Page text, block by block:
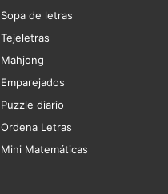
Sopa de letras
Tejeletras
Mahjong
Emparejados
Puzzle diario
Ordena Letras
Mini Matemáticas